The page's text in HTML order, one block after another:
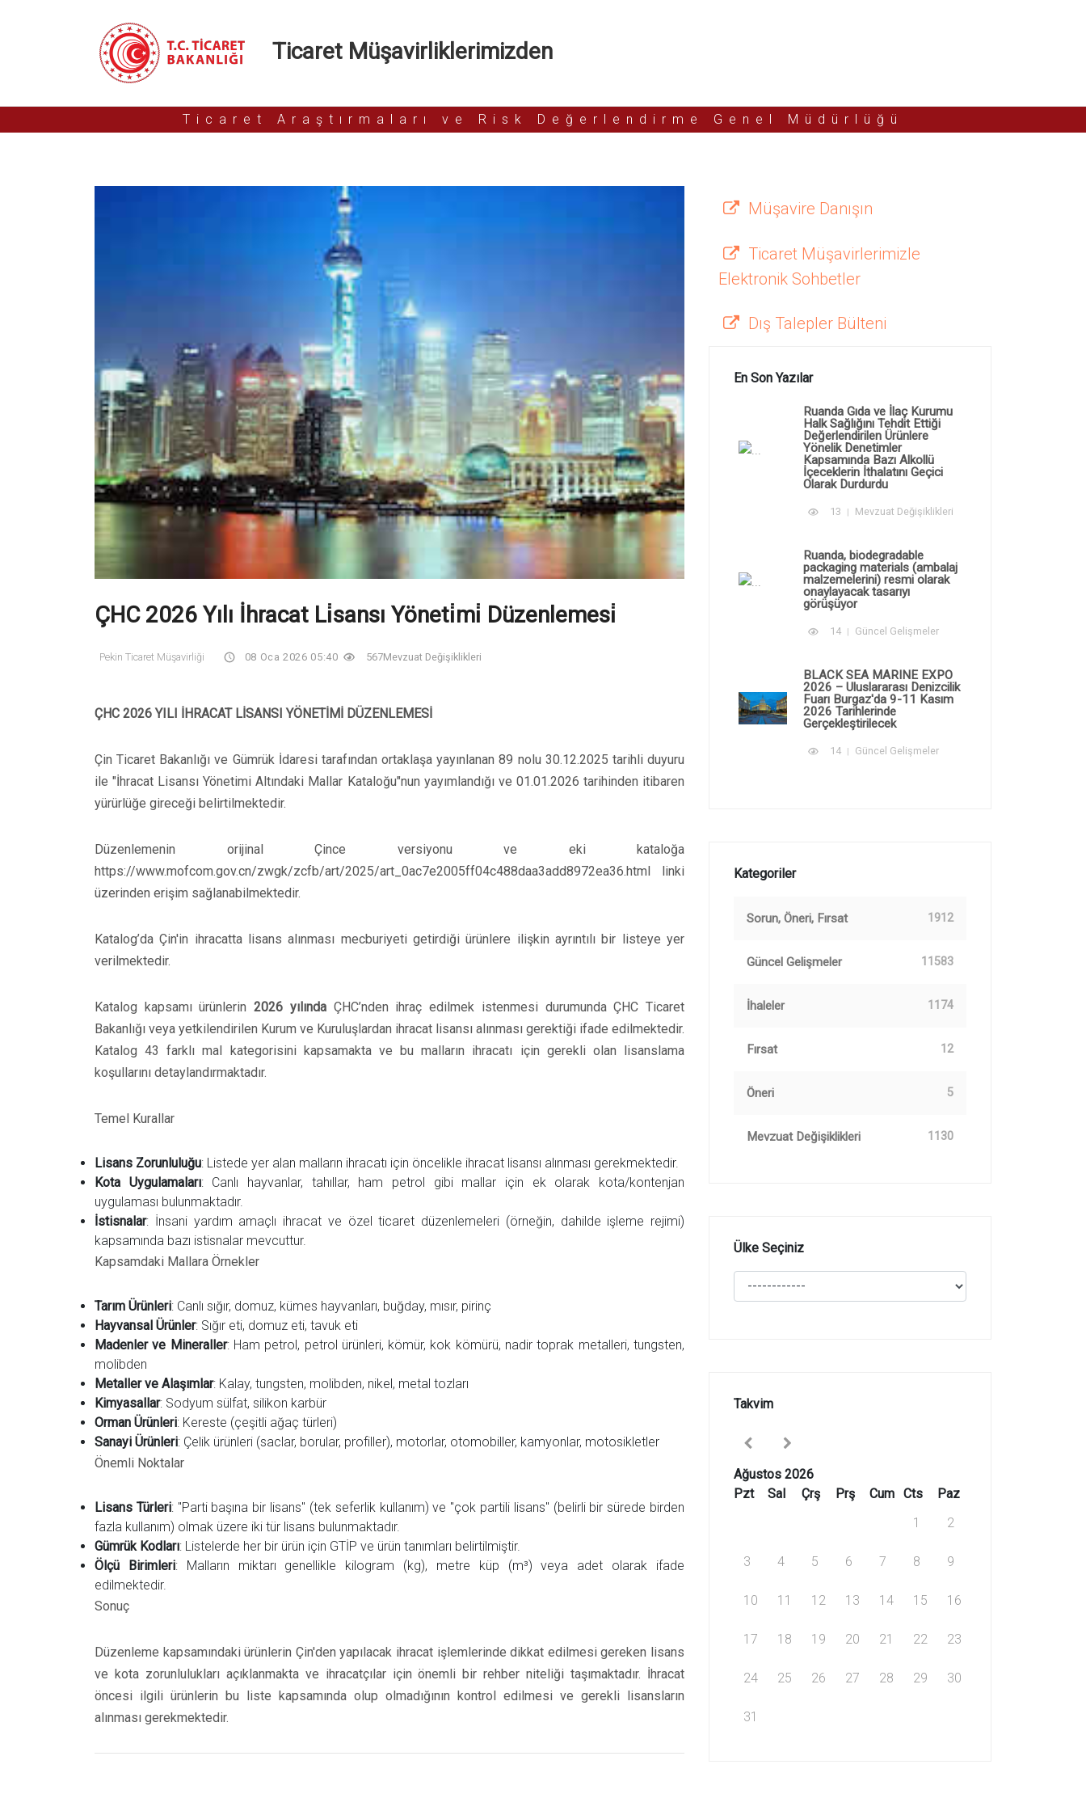
Ticaret Müşavirliklerimizden
Ticaret Araştırmaları ve Risk Değerlendirme Genel Müdürlüğü
ÇHC 2026 Yılı İhracat Li̇sansı Yöneti̇mi̇ Düzenlemesi̇
Pekin Ticaret Müşavirliği 08 Oca 2026 05:40 567Mevzuat Değişiklikleri
ÇHC 2026 YILI İHRACAT LİSANSI YÖNETİMİ DÜZENLEMESİ
Çin Ticaret Bakanlığı ve Gümrük İdaresi tarafından ortaklaşa yayınlanan 89 nolu 30.12.2025 tarihli duyuru
ile "İhracat Lisansı Yönetimi Altındaki Mallar Kataloğu"nun yayımlandığı ve 01.01.2026 tarihinden itibaren
yürürlüğe gireceği belirtilmektedir.
Düzenlemenin orijinal Çince versiyonu ve eki kataloğa
https://www.mofcom.gov.cn/zwgk/zcfb/art/2025/art_0ac7e2005ff04c488daa3add8972ea36.html linki
üzerinden erişim sağlanabilmektedir.
Katalog’da Çin'in ihracatta lisans alınması mecburiyeti getirdiği ürünlere ilişkin ayrıntılı bir listeye yer
verilmektedir.
Katalog kapsamı ürünlerin2026 yılında ÇHC’nden ihraç edilmek istenmesi durumunda ÇHC Ticaret
Bakanlığı veya yetkilendirilen Kurum ve Kuruluşlardan ihracat lisansı alınması gerektiği ifade edilmektedir.
Katalog 43 farklı mal kategorisini kapsamakta ve bu malların ihracatı için gerekli olan lisanslama
koşullarını detaylandırmaktadır.
Temel Kurallar
Lisans Zorunluluğu: Listede yer alan malların ihracatı için öncelikle ihracat lisansı alınması gerekmektedir.
Kota Uygulamaları: Canlı hayvanlar, tahıllar, ham petrol gibi mallar için ek olarak kota/kontenjan
uygulaması bulunmaktadır.
İstisnalar: İnsani yardım amaçlı ihracat ve özel ticaret düzenlemeleri (örneğin, dahilde işleme rejimi)
kapsamında bazı istisnalar mevcuttur.
Kapsamdaki Mallara Örnekler
Tarım Ürünleri: Canlı sığır, domuz, kümes hayvanları, buğday, mısır, pirinç
Hayvansal Ürünler: Sığır eti, domuz eti, tavuk eti
Madenler ve Mineraller: Ham petrol, petrol ürünleri, kömür, kok kömürü, nadir toprak metalleri, tungsten,
molibden
Metaller ve Alaşımlar: Kalay, tungsten, molibden, nikel, metal tozları
Kimyasallar: Sodyum sülfat, silikon karbür
Orman Ürünleri: Kereste (çeşitli ağaç türleri)
Sanayi Ürünleri: Çelik ürünleri (saclar, borular, profiller), motorlar, otomobiller, kamyonlar, motosikletler
Önemli Noktalar
Lisans Türleri: "Parti başına bir lisans" (tek seferlik kullanım) ve "çok partili lisans" (belirli bir sürede birden
fazla kullanım) olmak üzere iki tür lisans bulunmaktadır.
Gümrük Kodları: Listelerde her bir ürün için GTİP ve ürün tanımları belirtilmiştir.
Ölçü Birimleri: Malların miktarı genellikle kilogram (kg), metre küp (m³) veya adet olarak ifade
edilmektedir.
Sonuç
Düzenleme kapsamındaki ürünlerin Çin'den yapılacak ihracat işlemlerinde dikkat edilmesi gereken lisans
ve kota zorunlulukları açıklanmakta ve ihracatçılar için önemli bir rehber niteliği taşımaktadır. İhracat
öncesi ilgili ürünlerin bu liste kapsamında olup olmadığının kontrol edilmesi ve gerekli lisansların
alınması gerekmektedir.
Müşavire Danışın
Ticaret Müşavirlerimizle
Elektronik Sohbetler
Dış Talepler Bülteni
En Son Yazılar
Ruanda Gıda ve İlaç Kurumu
Halk Sağlığını Tehdit Ettiği
Değerlendirilen Ürünlere
Yönelik Denetimler
Kapsamında Bazı Alkollü
İçeceklerin İthalatını Geçici
Olarak Durdurdu
13 Mevzuat Değişiklikleri
Ruanda, biodegradable
packaging materials (ambalaj
malzemelerini) resmi olarak
onaylayacak tasarıyı
görüşüyor
14 Güncel Gelişmeler
BLACK SEA MARINE EXPO
2026 – Uluslararası Denizcilik
Fuarı Burgaz'da 9-11 Kasım
2026 Tarihlerinde
Gerçekleştirilecek
14 Güncel Gelişmeler
Kategoriler
Sorun, Öneri, Fırsat 1912
Güncel Gelişmeler 11583
İhaleler 1174
Fırsat 12
Öneri 5
Mevzuat Değişiklikleri 1130
Ülke Seçiniz
Takvim
Ağustos 2026
Pzt
Sal Çrş Prş Cum Cts
Paz
1
2
3 4 5 6 7 8 9
10 11 12 13 14 15 16
17 18 19 20 21 22 23
24 25 26 27 28 29 30
31